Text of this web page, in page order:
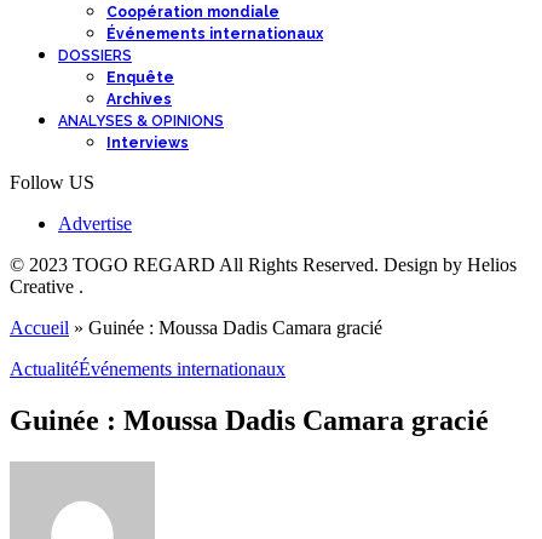
Coopération mondiale
Événements internationaux
DOSSIERS
Enquête
Archives
ANALYSES & OPINIONS
Interviews
Follow US
Advertise
© 2023 TOGO REGARD All Rights Reserved. Design by Helios
Creative .
Accueil » Guinée : Moussa Dadis Camara gracié
ActualitéÉvénements internationaux
Guinée : Moussa Dadis Camara gracié